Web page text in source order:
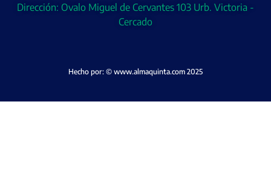
Dirección: Ovalo Miguel de Cervantes 103 Urb. Victoria -
Cercado
Hecho por: © www.almaquinta.com 2025